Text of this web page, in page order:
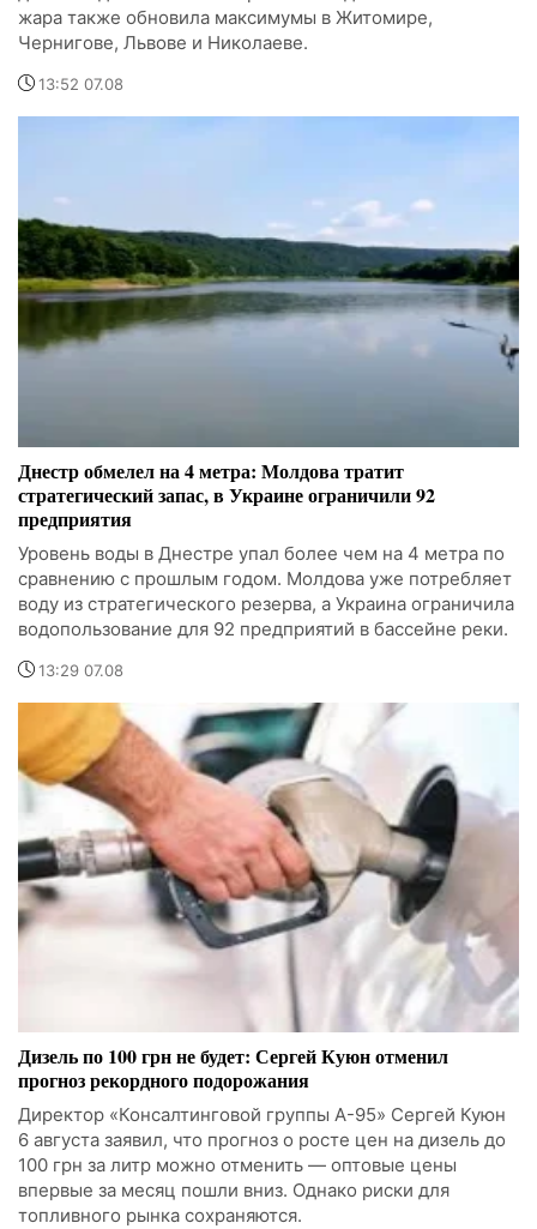
жара также обновила максимумы в Житомире,
Чернигове, Львове и Николаеве.
13:52 07.08
Днестр обмелел на 4 метра: Молдова тратит
стратегический запас, в Украине ограничили 92
предприятия
Уровень воды в Днестре упал более чем на 4 метра по
сравнению с прошлым годом. Молдова уже потребляет
воду из стратегического резерва, а Украина ограничила
водопользование для 92 предприятий в бассейне реки.
13:29 07.08
Дизель по 100 грн не будет: Сергей Куюн отменил
прогноз рекордного подорожания
Директор «Консалтинговой группы А-95» Сергей Куюн
6 августа заявил, что прогноз о росте цен на дизель до
100 грн за литр можно отменить — оптовые цены
впервые за месяц пошли вниз. Однако риски для
топливного рынка сохраняются.